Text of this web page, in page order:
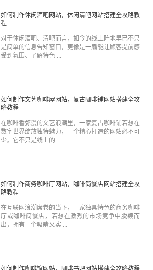
如何制作休闲酒吧网站，休闲清吧网站搭建全攻略教
程
对于休闲酒吧、清吧而言，如今的线上阵地早已不只
是简单的信息告知窗口，更像是一扇能让顾客提前感
受到氛围、了解特色 ...
如何制作文艺咖啡屋网站，复古咖啡铺网站搭建全攻
略教程
在咖啡香弥漫的文艺浪潮里，一家复古咖啡铺若想在
数字世界绽放独特魅力，一个精心打造的网站必不可
少。它不只是线上的 ...
如何制作商务咖啡厅网站，咖啡简餐店网站搭建全攻
略教程
在互联网浪潮席卷的当下，一家独具特色的商务咖啡
厅或咖啡简餐店，若想在激烈的市场竞争中脱颖而
出，拥有一个吸睛又实 ...